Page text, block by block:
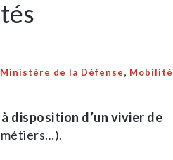
Ministère de la Défense, Mobilité
disposition d’un vivier de